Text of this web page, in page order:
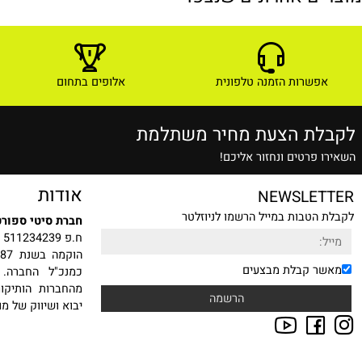
מחיר מבצע: ₪3,297
לפרטים ורכישה
₪3,990 מחיר מבצע:
לפרטים ורכישה
אחרונים שנצפו
הזמנה טלפונית
הצעת מחיר משתלמת
ונחזור אליכם!
במייל הרשמו לניוזלטר
אודות